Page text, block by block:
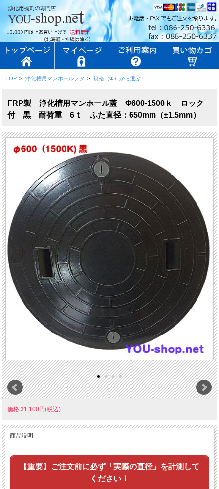
TOP > 浄化槽用マンホールフタ > 規格（Φ）から選ぶ
FRP製 浄化槽用マンホール蓋 Φ600-1500ｋ ロック
付 黒 耐荷重 6ｔ ふた直径：650mm（±1.5mm）
価格:31,100円(税込)
商品説明
【重要】ご注文前に必ず「実際の直径」を計測して
ください！